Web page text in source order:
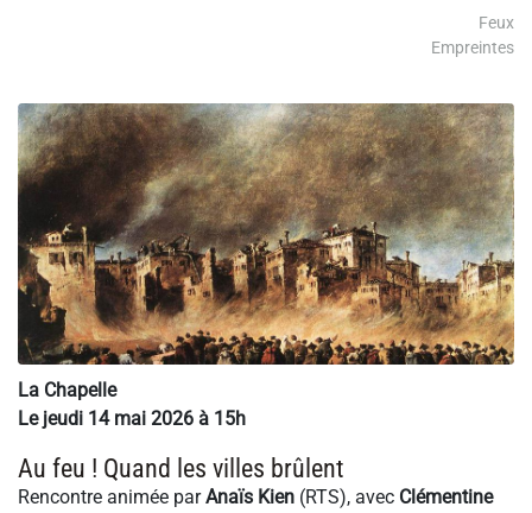
Feux
Empreintes
La Chapelle
Le jeudi 14 mai 2026 à 15h
Au feu ! Quand les villes brûlent
Rencontre animée parAnaïs Kien (RTS), avec Clémentine